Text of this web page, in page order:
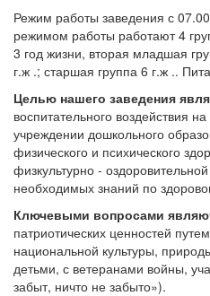
Режим работы заведения с
режимом работы работают 4
3 год жизни, вторая младшая
г.ж .; старшая группа 6 г.ж ..
Целью нашего заведения
воспитательного воздействия
учреждении дошкольного
физического и психического
физкультурно -
необходимых знаний по
Ключевыми вопросами
патриотических ценностей
национальной культуры,
детьми, с ветеранами войны,
забыт, ничто не забыто»).